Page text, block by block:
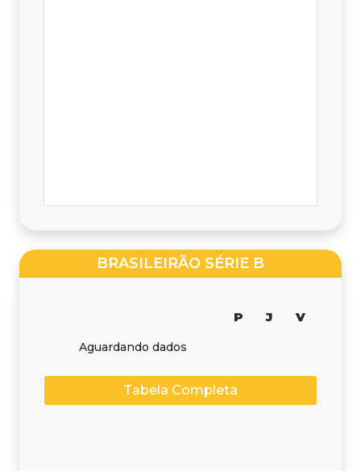
BRASILEIRÃO SÉRIE B
P J V
Aguardando dados
Tabela Completa